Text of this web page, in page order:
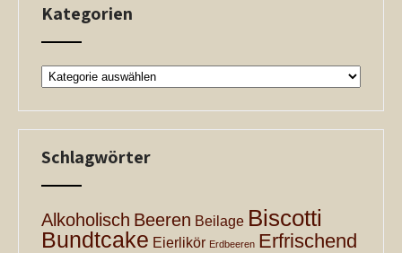
Kategorien
Kategorien
Schlagwörter
Alkoholisch Beeren Beilage Biscotti
Bundtcake Eierlikör Erdbeeren Erfrischend